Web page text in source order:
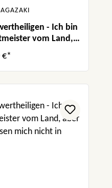
- Ich bin
vom Land,
lassen mich nicht
05
€*